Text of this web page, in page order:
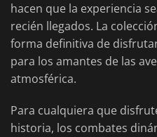
hacen que la experiencia
recién llegados. La
forma definitiva de
para los amantes de las
atmosférica.
Para cualquiera que
historia, los combates